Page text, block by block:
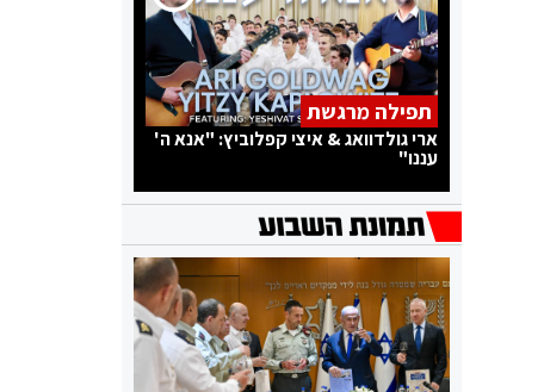
תפילה מרגשת
ארי גולדוואג & איצי קפלוביץ: "אנא ה'
עננו"